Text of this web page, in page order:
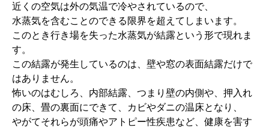
近くの空気は外の気温で冷やされているので、
水蒸気を含むことのできる限界を超えてしまいます。
このとき行き場を失った水蒸気が結露という形で現れま
す。
この結露が発生しているのは、壁や窓の表面結露だけで
はありません。
怖いのはむしろ、内部結露、つまり壁の内側や、押入れ
の床、畳の裏面にできて、カビやダニの温床となり、
やがてそれらが頭痛やアトピー性疾患など、健康を害す